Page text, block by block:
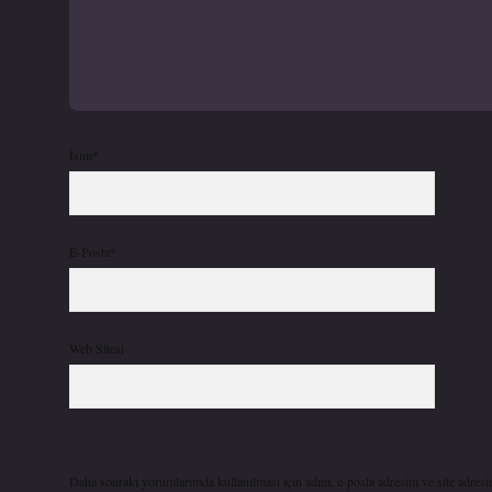
İsim*
E-Posta*
Web Sitesi
Daha sonraki yorumlarımda kullanılması için adım, e-posta adresim ve site